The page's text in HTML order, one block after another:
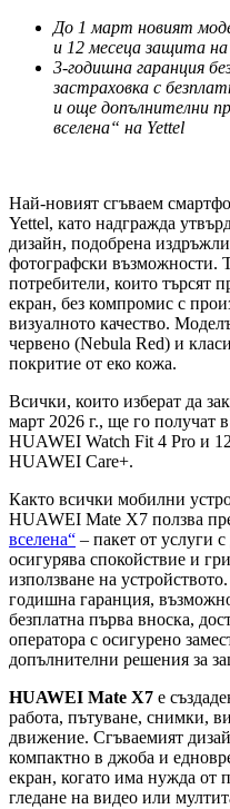
До 1 март новият
и 12 месеца защита
3-годишна гаранция
застраховка с
и още допълнителни
вселена“ на Yettel
Най-новият сгъваем
Yettel, като надгражда
дизайн, подобрена
фотографски възможности.
потребители, които търсят
екран, без компромис с
визуалното качество.
червено (Nebula Red) и
покритие от еко кожа.
Всички, които изберат да
март 2026 г., ще го получат
HUAWEI Watch Fit 4 Pro и
HUAWEI Care+.
Както всички мобилни
HUAWEI Mate X7 ползва
вселена“ – пакет от услуги
осигурява спокойствие и
използване на
годишна гаранция,
безплатна първа вноска,
оператора с осигурено
допълнителни решения за
HUAWEI Mate X7 е
работа, пътуване, снимки,
движение. Сгъваемият
компактно в джоба и
екран, когато има нужда от
гледане на видео или